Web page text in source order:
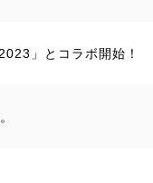
」とコラボ開始！